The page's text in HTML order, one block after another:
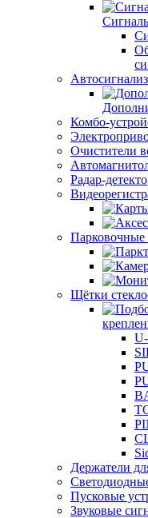
Комбо-
Очистители
Радар-
Парковочные
Щётки
Держатели
Пусковые
Звуковые